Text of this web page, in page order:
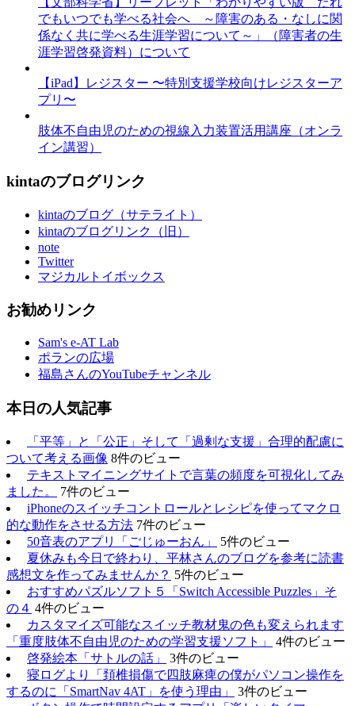
でもいつでも学べる社会へ ～障害のある・なしに関
係なく共に学べる生涯学習について～」（障害者の生
涯学習啓発資料）について
【iPad】レジスター 〜特別支援学校向けレジスターア
プリ〜
肢体不自由児のための視線入力装置活用講座（オンラ
イン講習）
kintaのブログリンク
kintaのブログ（サテライト）
kintaのブログリンク（旧）
note
Twitter
マジカルトイボックス
お勧めリンク
Sam's e-AT Lab
ポランの広場
福島さんのYouTubeチャンネル
本日の人気記事
「平等」と「公正」そして「過剰な支援」合理的配慮に
ついて考える画像 8件のビュー
テキストマイニングサイトで言葉の頻度を可視化してみ
ました。
7件のビュー
iPhoneのスイッチコントロールとレシピを使ってマクロ
的な動作をさせる方法 7件のビュー
50音表のアプリ「ごじゅーおん」
5件のビュー
夏休みも今日で終わり、平林さんのブログを参考に読書
感想文を作ってみませんか？ 5件のビュー
おすすめパズルソフト５「Switch Accessible Puzzles」そ
の４ 4件のビュー
カスタマイズ可能なスイッチ教材鬼の色も変えられます
「重度肢体不自由児のための学習支援ソフト」
4件のビュー
啓発絵本「サトルの話」
3件のビュー
寝ログより「頚椎損傷で四肢麻痺の僕がパソコン操作を
するのに「SmartNav 4AT」を使う理由」
3件のビュー